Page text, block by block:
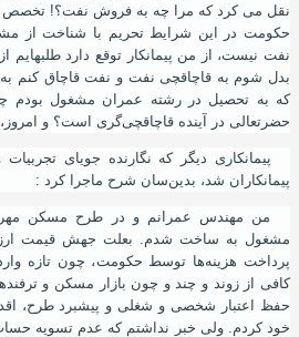
نقل می کرد که مرا چه به فروش نفت؟!
حکومت در این شرایط تحریم با شناخت از
نفت نیست، از من پیمانکار توقع دارد
بدل شوم به قاچاقچی نفت و نفت قاچاق کنم
که به تحصیل در رشته عمران مشغول بودم
حضرتعالی در آینده قاچاقچی‌گری است؟ و امروز ،
پیمانکاری دیگر که نگارنده جویای
پیمانکاران شد، بدین‌سان شرح ماجرا کرد :
من مهندس عمرانم و در طرح مسکن مهر
مشغول به ساخت شدم. بعلت جهش قیمت
پرداخت هزینه‌ها توسط حکومت، چون تازه
کافی از زوند و چند و چون بازار مسکن و
حفظ اعتبار شخصی و شغلی و پیشبرد طرح،
خود کردم. ولی خبر نداشتم که عدم تسویه